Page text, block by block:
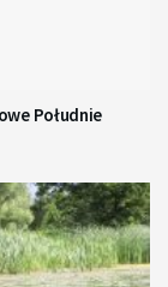
Południe